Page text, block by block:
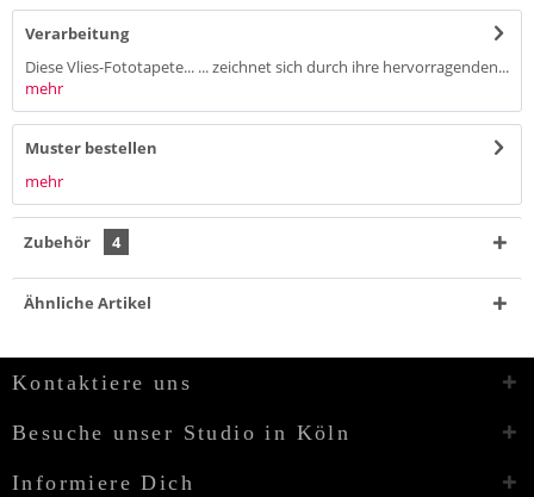
Verarbeitung
Diese Vlies-Fototapete... ... zeichnet sich durch ihre hervorragenden...
mehr
Muster bestellen
mehr
Zubehör 4
Ähnliche Artikel
Kontaktiere uns
Besuche unser Studio in Köln
Informiere Dich